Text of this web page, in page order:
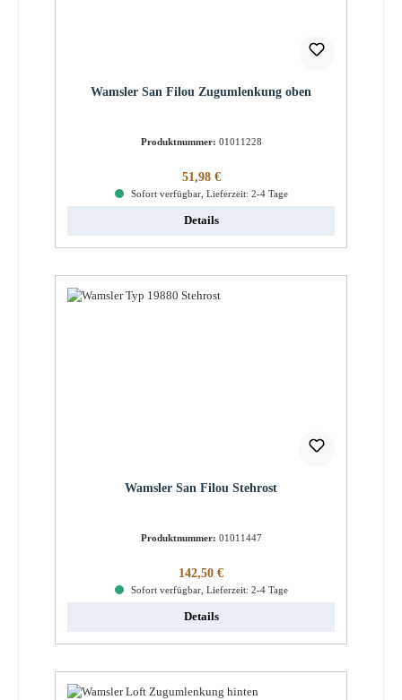
Wamsler San Filou Zugumlenkung oben
Produktnummer: 01011228
Regulärer Preis:
51,98 €
Sofort verfügbar, Lieferzeit: 2-4 Tage
Details
Wamsler San Filou Stehrost
Produktnummer: 01011447
Regulärer Preis:
142,50 €
Sofort verfügbar, Lieferzeit: 2-4 Tage
Details